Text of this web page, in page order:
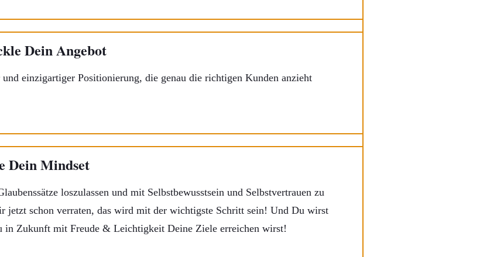
Dein Angebot
einzigartiger Positionierung, die genau die richtigen Kunden anzieht
Dein Mindset
loszulassen und mit Selbstbewusstsein und Selbstvertrauen zu
jetzt schon verraten, das wird mit der wichtigste Schritt sein! Und Du wirst
in Zukunft mit Freude & Leichtigkeit Deine Ziele erreichen wirst!